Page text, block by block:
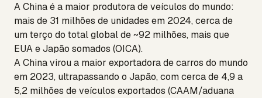
A China é a maior produtora de veículos do mundo:
mais de 31 milhões de unidades em 2024, cerca de
um terço do total global de ~92 milhões, mais que
EUA e Japão somados (OICA).
A China virou a maior exportadora de carros do mundo
em 2023, ultrapassando o Japão, com cerca de 4,9 a
5,2 milhões de veículos exportados (CAAM/aduana